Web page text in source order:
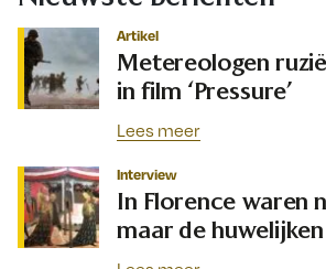
Artikel
Metereologen
in film ‘Pressure’
Lees meer
Interview
In Florence waren
maar de